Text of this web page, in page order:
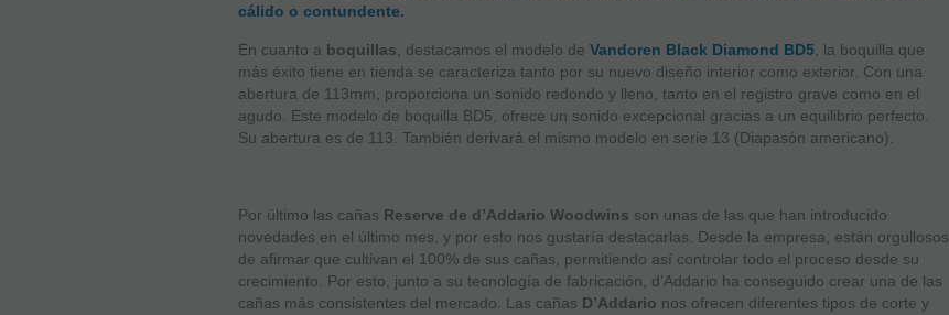
cálido o contundente.
En cuanto a boquillas, destacamos el modelo de Vandoren Black Diamond BD5, la boquilla que
más éxito tiene en tienda se caracteriza tanto por su nuevo diseño interior como exterior. Con una
abertura de 113mm, proporciona un sonido redondo y lleno, tanto en el registro grave como en el
agudo. Este modelo de boquilla BD5, ofrece un sonido excepcional gracias a un equilibrio perfecto.
Su abertura es de 113. También derivará el mismo modelo en serie 13 (Diapasón americano).
Por último las cañas Reserve de d’Addario Woodwins son unas de las que han introducido
novedades en el último mes, y por esto nos gustaría destacarlas. Desde la empresa, están orgullosos
de afirmar que cultivan el 100% de sus cañas, permitiendo así controlar todo el proceso desde su
crecimiento. Por esto, junto a su tecnología de fabricación, d’Addario ha conseguido crear una de las
cañas más consistentes del mercado. Las cañas D’Addario nos ofrecen diferentes tipos de corte y